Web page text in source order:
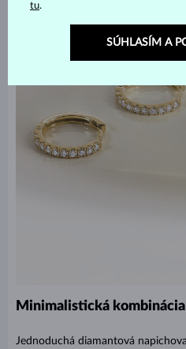
Minimalistická kombinácia
Jednoduchá diamantová
tu.
SÚHLASÍM A